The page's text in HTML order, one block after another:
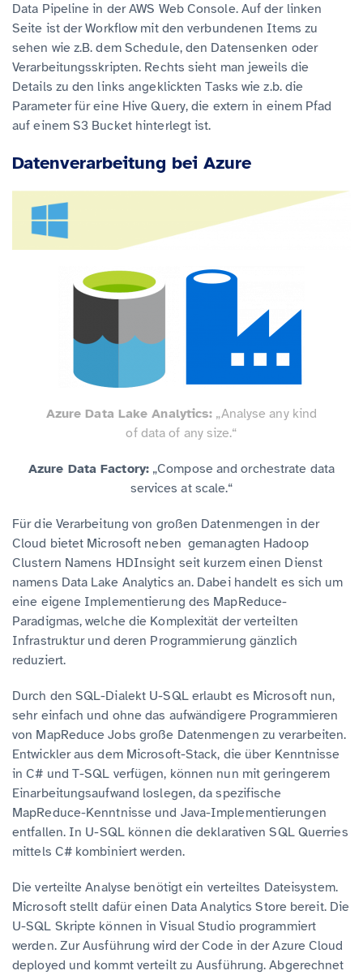
Data Pipeline in der AWS Web Console. Auf der linken
Seite ist der Workflow mit den verbundenen Items zu
sehen wie z.B. dem Schedule, den Datensenken oder
Verarbeitungsskripten. Rechts sieht man jeweils die
Details zu den links angeklickten Tasks wie z.b. die
Parameter für eine Hive Query, die extern in einem Pfad
auf einem S3 Bucket hinterlegt ist.
Datenverarbeitung bei Azure
Azure Data Lake Analytics: „Analyse any kind
of data of any size.“
Azure Data Factory:„Compose and orchestrate data
services at scale.“
Für die Verarbeitung von großen Datenmengen in der
Cloud bietet Microsoft neben gemanagten Hadoop
Clustern Namens HDInsight seit kurzem einen Dienst
namens Data Lake Analytics an. Dabei handelt es sich um
eine eigene Implementierung des MapReduce-
Paradigmas, welche die Komplexität der verteilten
Infrastruktur und deren Programmierung gänzlich
reduziert.
Durch den SQL-Dialekt U-SQL erlaubt es Microsoft nun,
sehr einfach und ohne das aufwändigere Programmieren
von MapReduce Jobs große Datenmengen zu verarbeiten.
Entwickler aus dem Microsoft-Stack, die über Kenntnisse
in C# und T-SQL verfügen, können nun mit geringerem
Einarbeitungsaufwand loslegen, da spezifische
MapReduce-Kenntnisse und Java-Implementierungen
entfallen. In U-SQL können die deklarativen SQL Querries
mittels C# kombiniert werden.
Die verteilte Analyse benötigt ein verteiltes Dateisystem.
Microsoft stellt dafür einen Data Analytics Store bereit. Die
U-SQL Skripte können in Visual Studio programmiert
werden. Zur Ausführung wird der Code in der Azure Cloud
deployed und kommt verteilt zu Ausführung. Abgerechnet